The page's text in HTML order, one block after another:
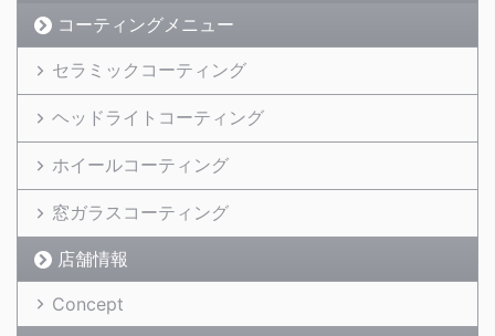
コーティングメニュー
セラミックコーティング
ヘッドライトコーティング
ホイールコーティング
窓ガラスコーティング
店舗情報
Concept